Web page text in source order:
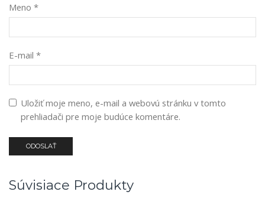
Meno *
E-mail *
Uložiť moje meno, e-mail a webovú stránku v tomto
prehliadači pre moje budúce komentáre.
Súvisiace Produkty